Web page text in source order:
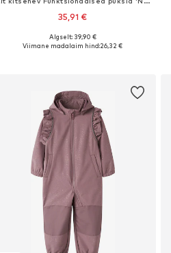
35,91 €
Saadaval erinevates suurustes
Algselt: 39,90 €
Viimane madalaim hind:26,32 €